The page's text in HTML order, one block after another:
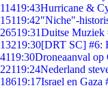
11419:43Hurricane &
15119:42"Niche"-
26519:31Duitse Muziek
13219:30[DRT SC] #6:
4119:30Droneaanval
22119:24Nederland
18619:17Israel en Gaza